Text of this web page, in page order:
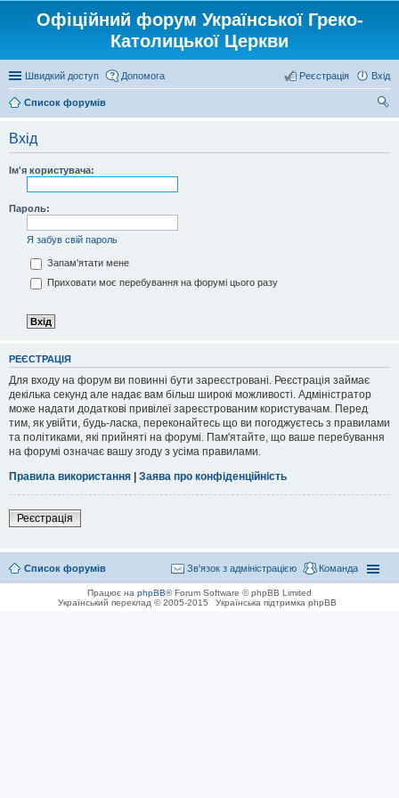
Офіційний форум Української Греко-
Католицької Церкви
Швидкий доступ Допомога Вхід
Реєстрація
Список форумів
Вхід
Ім'я користувача:
Пароль:
Я забув свій пароль
Запам'ятати мене
Приховати моє перебування на форумі цього разу
РЕЄСТРАЦІЯ
Для входу на форум ви повинні бути зареєстровані. Реєстрація займає
декілька секунд але надає вам більш широкі можливості. Адміністратор
може надати додаткові привілеї зареєстрованим користувачам. Перед
тим, як увійти, будь-ласка, переконайтесь що ви погоджуєтесь з правилами
та політиками, які прийняті на форумі. Пам'ятайте, що ваше перебування
на форумі означає вашу згоду з усіма правилами.
Правила використання | Заява про конфіденційність
Реєстрація
Список форумів Команда
Зв'язок з адміністрацією
Працює на phpBB® Forum Software © phpBB Limited
Український переклад © 2005-2015
Українська підтримка phpBB